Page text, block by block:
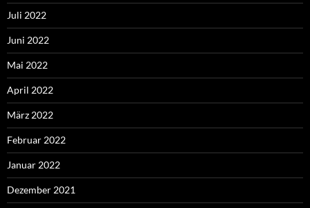
Juli 2022
Juni 2022
Mai 2022
April 2022
März 2022
Februar 2022
Januar 2022
Dezember 2021